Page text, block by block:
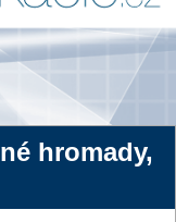
hromady,